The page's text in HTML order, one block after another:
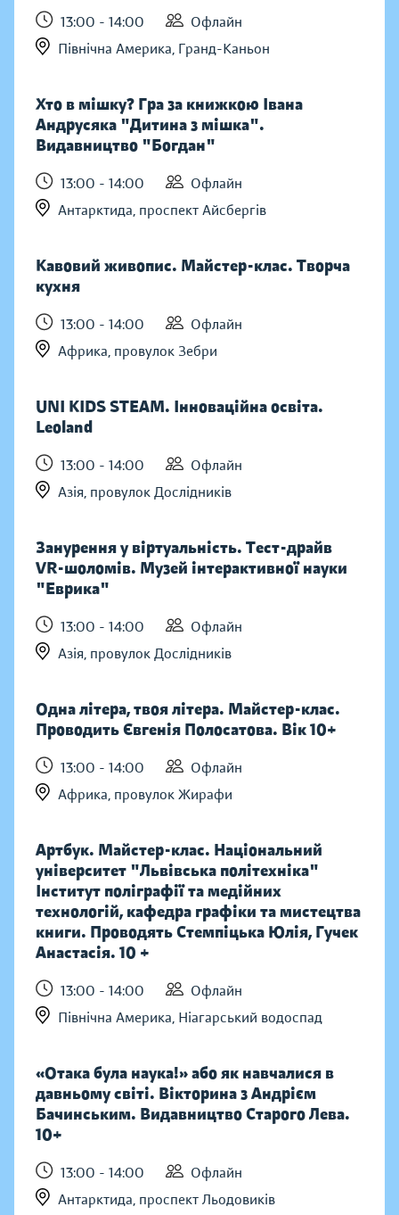
13:00 - 14:00
Офлайн
Північна Америка, Гранд-Каньон
Хто в мішку? Гра за книжкою Івана
Андрусяка "Дитина з мішка".
Видавництво "Богдан"
13:00 - 14:00
Офлайн
Антарктида, проспект Айсбергів
Кавовий живопис. Майстер-клас. Творча
кухня
13:00 - 14:00
Офлайн
Африка, провулок Зебри
UNI KIDS STEAM. Інноваційна освіта.
Leoland
13:00 - 14:00
Офлайн
Азія, провулок Дослідників
Занурення у віртуальність. Тест-драйв
VR-шоломів. Музей інтерактивної науки
"Еврика"
13:00 - 14:00
Офлайн
Азія, провулок Дослідників
Одна літера, твоя літера. Майстер-клас.
Проводить Євгенія Полосатова. Вік 10+
13:00 - 14:00
Офлайн
Африка, провулок Жирафи
Артбук. Майстер-клас. Національний
університет "Львівська політехніка"
Інститут поліграфії та медійних
технологій, кафедра графіки та мистецтва
книги. Проводять Стемпіцька Юлія, Гучек
Анастасія. 10 +
13:00 - 14:00
Офлайн
Північна Америка, Ніагарський водоспад
«Отака була наука!» або як навчалися в
давньому світі. Вікторина з Андрієм
Бачинським. Видавництво Старого Лева.
10+
13:00 - 14:00
Офлайн
Антарктида, проспект Льодовиків